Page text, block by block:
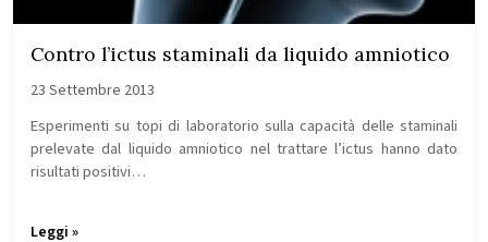
Contro l’ictus staminali da liquido amniotico
23 Settembre 2013
Esperimenti su topi di laboratorio sulla capacità delle staminali
prelevate dal liquido amniotico nel trattare l’ictus hanno dato
risultati positivi…
Leggi »